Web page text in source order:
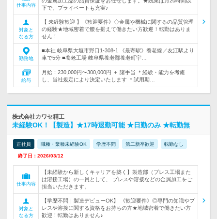
仕事内容
下で、プライベートも充実♪
対象と
なる方
【 未経験歓迎 】《歓迎要件》◇金属や機械に関するの品質管理
の経験★地域密着で腰を据えて働きたい方歓迎！転勤はありま
せん！
勤務地
■本社 岐阜県大垣市野口1-308-1 《最寄駅》養老線／友江駅より
車で5分 ■養老工場 岐阜県養老郡養老町宇…
給与
月給：230,000円〜300,000円 ＋ 諸手当 ＊経験・能力を考慮
し、当社規定により決定いたします ＊試用期…
株式会社カワセ精工
未経験OK！【製造】★17時退勤可能 ★日勤のみ ★転勤無
正社員 職種・業種未経験OK 学歴不問 第二新卒歓迎 転勤なし
終了日：2026/03/12
仕事内容
【未経験から新しくキャリアを築く】製造部（プレス工場また
は溶接工場）の一員として、 プレスや溶接などの金属加工をご
担当いただきます。
対象と
なる方
【学歴不問｜製造デビューOK】 《歓迎要件》◎専門の知識やプ
レスや溶接に関する資格をお持ちの方★地域密着で働きたい方
歓迎！転勤はありません♪